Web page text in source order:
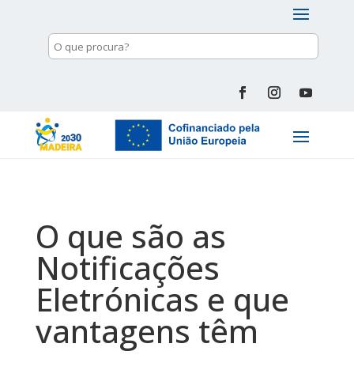
O que são as
Notificações
Eletrónicas e que
vantagens têm